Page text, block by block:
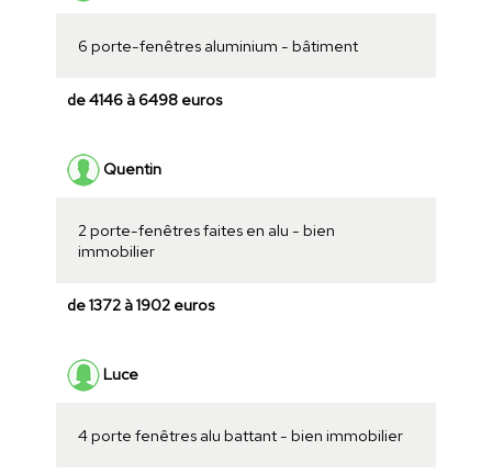
6 porte-fenêtres aluminium - bâtiment
de 4146 à 6498 euros
Quentin
2 porte-fenêtres faites en alu - bien
immobilier
de 1372 à 1902 euros
Luce
4 porte fenêtres alu battant - bien immobilier